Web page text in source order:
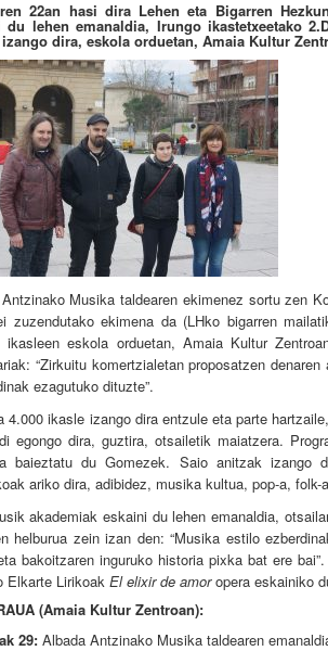
22an hasi dira Lehen eta Bigarren
du lehen emanaldia, Irungo ikastetxeetako
dira, eskola orduetan, Amaia Kultur
Musika taldearen ekimenez sortu zen
zuzendutako ekimena da (LHko bigarren
ikasleen eskola orduetan, Amaia Kultur
“Zirkuitu komertzialetan proposatzen
ezagutuko dituzte”.
4.000 ikasle izango dira entzule eta parte
egongo dira, guztira, otsailetik maiatzera.
baieztatu du Gomezek. Saio anitzak izango
ariko dira, adibidez, musika kultua, pop-a,
akademiak eskaini du lehen emanaldia,
helburua zein izan den: “Musika estilo
bakoitzaren inguruko historia pixka bat ere
Elkarte Lirikoak El elixir de amoropera eskainiko
(Amaia Kultur Zentroan):
29: Albada Antzinako Musika taldearen